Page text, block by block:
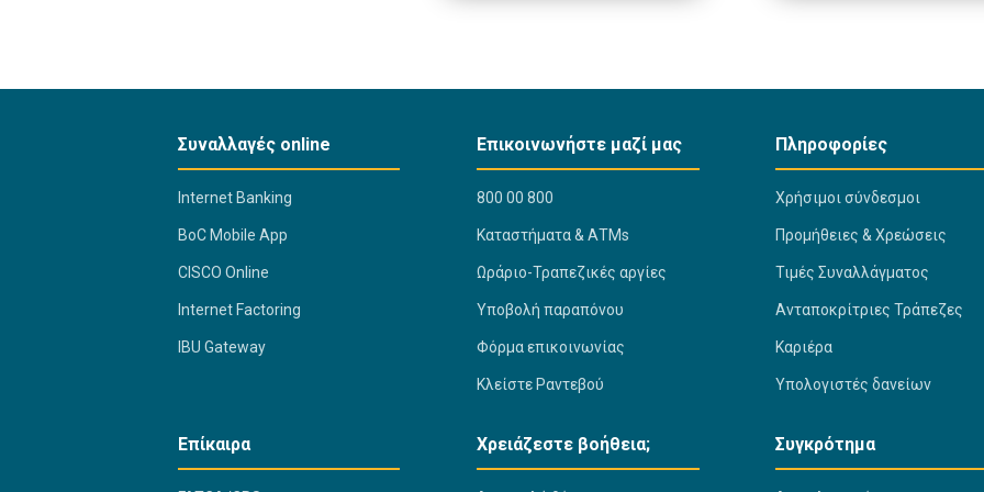
Συναλλαγές online
Internet Banking
BoC Mobile App
CISCO Online
Internet Factoring
IBU Gateway
Επικοινωνήστε μαζί μας
800 00 800
Kαταστήματα & ΑΤΜs
Ωράριο-Τραπεζικές αργίες
Υποβολή παραπόνου
Φόρμα επικοινωνίας
Κλείστε Ραντεβού
Πληροφορίες
Χρήσιμοι σύνδεσμοι
Προμήθειες & Χρεώσεις
Τιμές Συναλλάγματος
Ανταποκρίτριες Τράπεζες
Καριέρα
Υπολογιστές δανείων
Επίκαιρα Χρειάζεστε βοήθεια; Συγκρότημα